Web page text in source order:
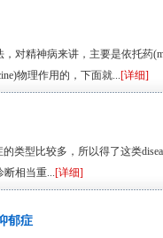
，对精神病来讲，主要是依托药
物理作用的，下面就...[详细]
类型比较多，所以得了这类
断相当重...[详细]
郁症